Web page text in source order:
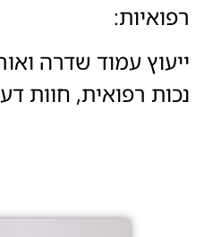
רפואיות:
ייעוץ עמוד שדרה
נכות רפואית, חוות